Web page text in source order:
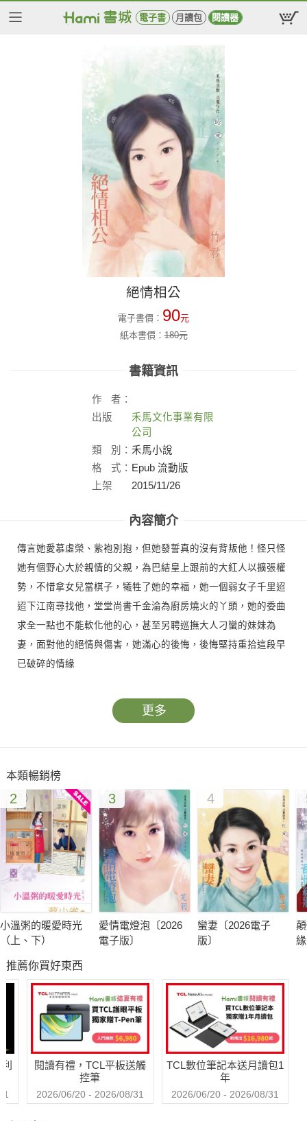
電子書 月讀包 閱讀器
絕情相公
電子書價： 90元
紙本書價：180元
書籍資訊
作
者：
出版
禾馬文化事業有限
公司
類
別： 禾馬小說
格
式： Epub 流動版
上架
2015/11/26
內容簡介
傳言她愛慕虛榮、紫袍別抱，但她發誓真的沒有背叛他！怪只怪
她有個野心大於親情的父親，為巴結皇上跟前的大紅人以擴張權
勢，不惜拿女兒當棋子，犧牲了她的幸福，她一個弱女子千里迢
迢下江南尋找他，堂堂尚書千金淪為廚房燒火的丫頭，她的委曲
求全一點也不能軟化他的心，甚至另聘巡撫大人刁蠻的妹妹為
妻，面對他的絕情與傷害，她滿心的後悔，後悔堅持重拾這段早
已破碎的情緣
更多
本類暢銷榜
2
小溫粥的暖愛時光
（上、下）
3
愛情電燈泡〔2026
電子版〕
4
蠻妻〔2026電子
版〕
推薦你買好東西
閱讀有禮，TCL平板送觸
控筆
2026/06/20 - 2026/08/31
TCL數位筆記本送月讀包1
年
2026/06/20 - 2026/08/31